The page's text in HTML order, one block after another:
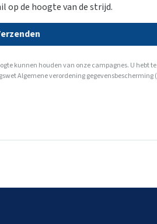
op de hoogte van de strijd.
kunnen houden van onze campagnes. U hebt
Algemene verordening gegevensbescherming